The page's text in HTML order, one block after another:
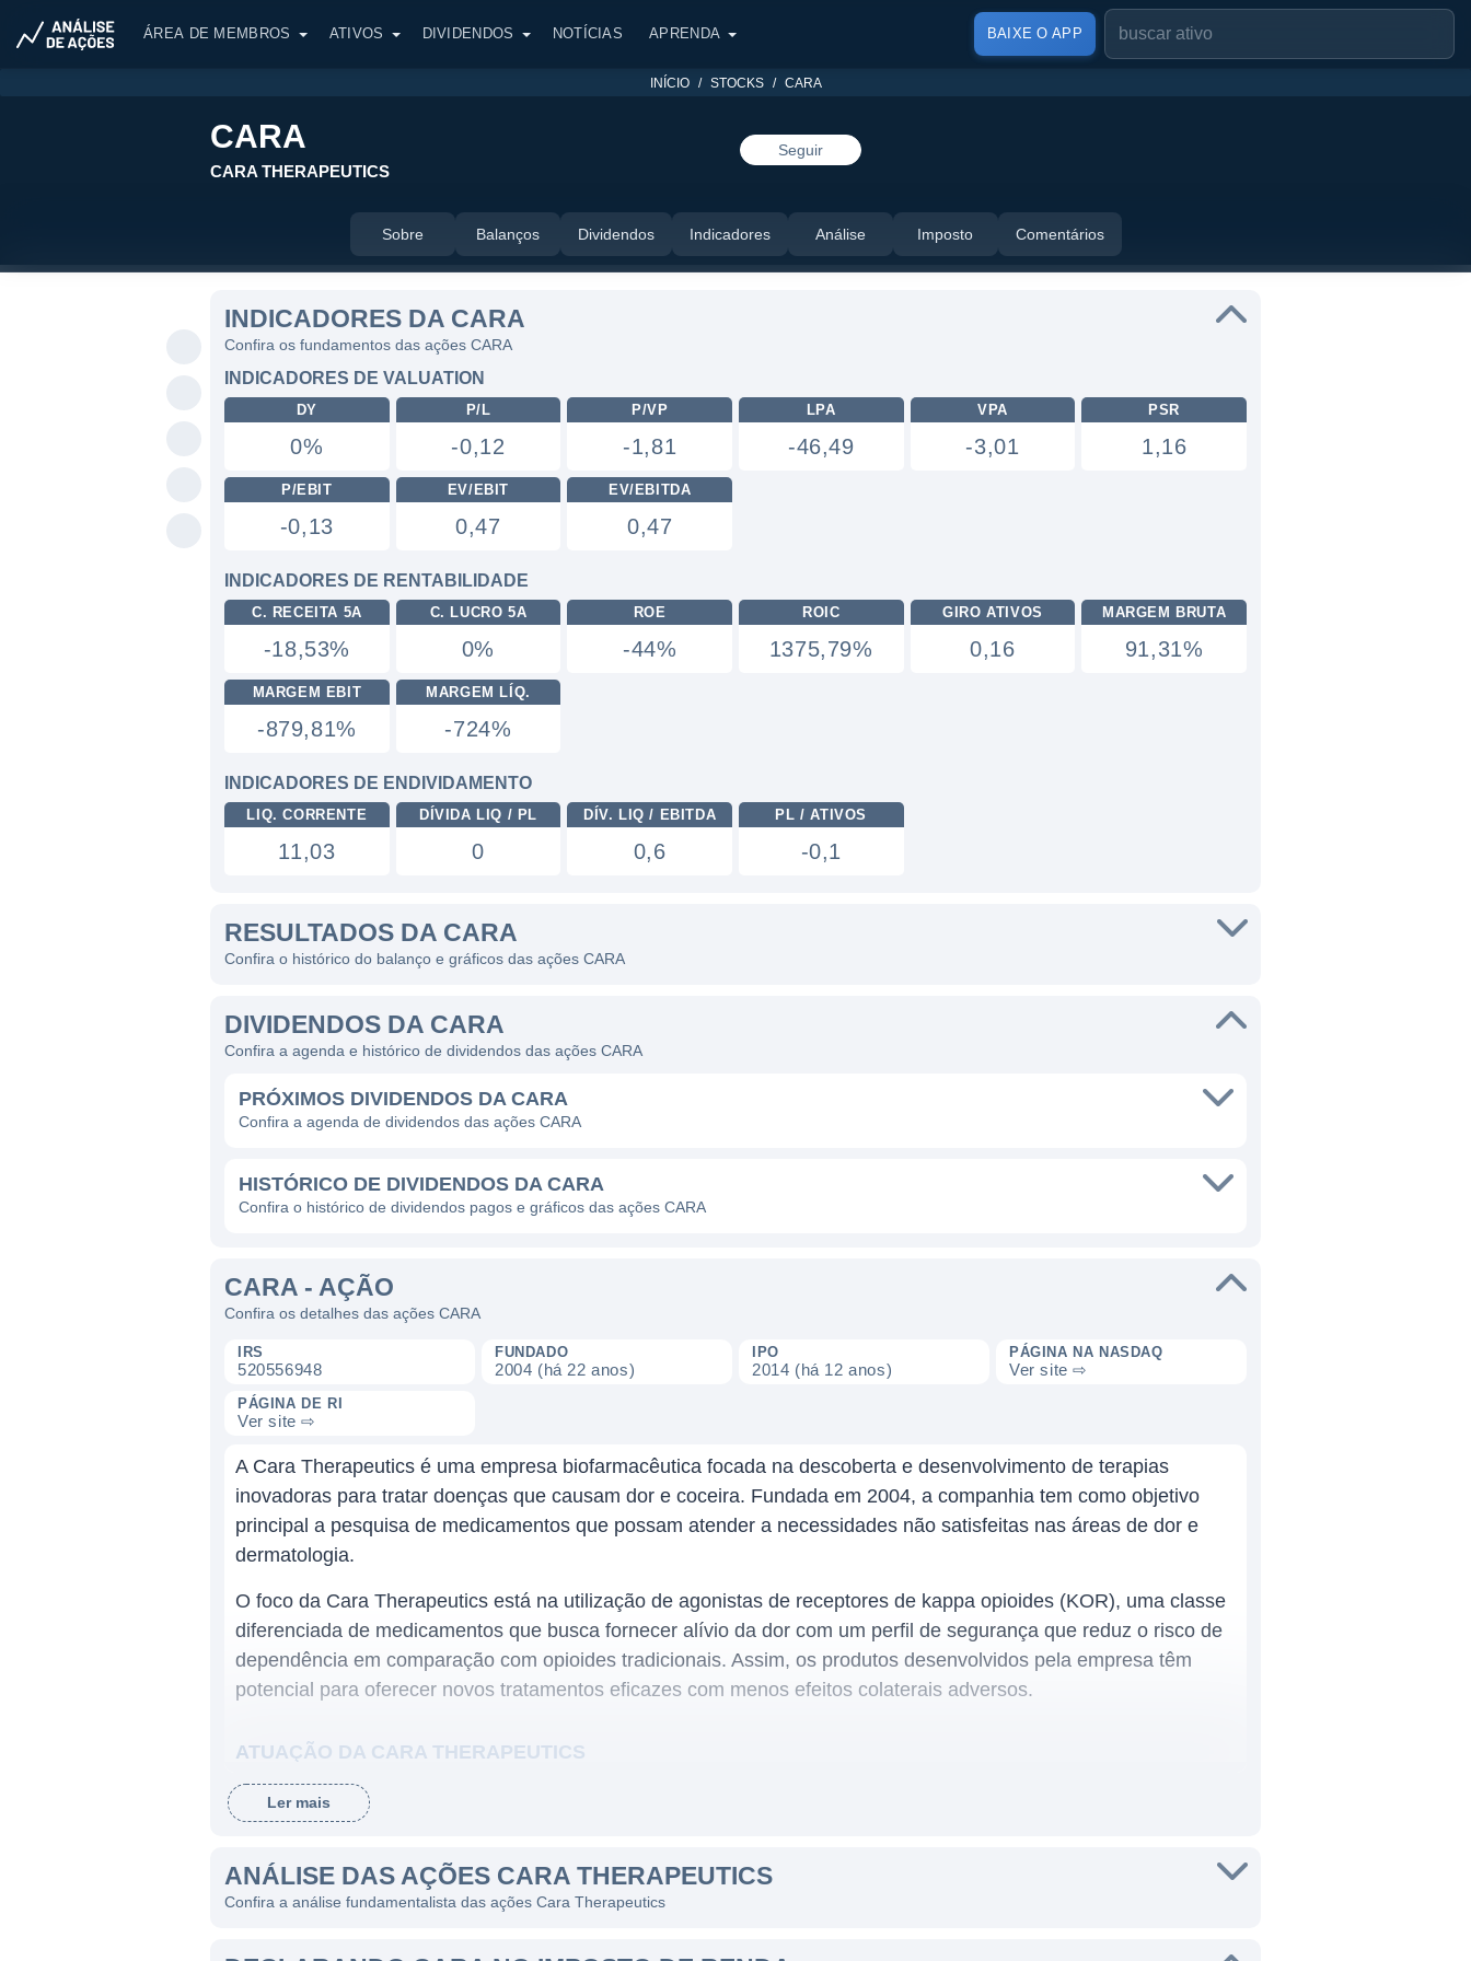
ÁREA DE MEMBROS ATIVOS DIVIDENDOS NOTÍCIAS APRENDA BAIXE O APP
INÍCIO STOCKS CARA
CARA
CARA THERAPEUTICS
Seguir
Sobre Balanços Dividendos Indicadores Análise Imposto Comentários
INDICADORES DA CARA
Confira os fundamentos das ações CARA
INDICADORES DE VALUATION
DY
0%
P/L
-0,12
P/VP
-1,81
LPA
-46,49
VPA
-3,01
PSR
1,16
P/EBIT
-0,13
EV/EBIT
0,47
EV/EBITDA
0,47
INDICADORES DE RENTABILIDADE
C. RECEITA 5A
-18,53%
C. LUCRO 5A
0%
ROE
-44%
ROIC
1375,79%
GIRO ATIVOS
0,16
MARGEM BRUTA
91,31%
MARGEM EBIT
-879,81%
MARGEM LÍQ.
-724%
INDICADORES DE ENDIVIDAMENTO
LIQ. CORRENTE
11,03
DÍVIDA LIQ / PL
0
DÍV. LIQ / EBITDA
0,6
PL / ATIVOS
-0,1
RESULTADOS DA CARA
Confira o histórico do balanço e gráficos das ações CARA
DIVIDENDOS DA CARA
Confira a agenda e histórico de dividendos das ações CARA
PRÓXIMOS DIVIDENDOS DA CARA
Confira a agenda de dividendos das ações CARA
HISTÓRICO DE DIVIDENDOS DA CARA
Confira o histórico de dividendos pagos e gráficos das ações CARA
CARA - AÇÃO
Confira os detalhes das ações CARA
IRS
520556948
FUNDADO
2004 (há 22 anos)
IPO
2014 (há 12 anos)
PÁGINA NA NASDAQ
Ver site ⇨
PÁGINA DE RI
Ver site ⇨
A Cara Therapeutics é uma empresa biofarmacêutica focada na descoberta e desenvolvimento de terapias
inovadoras para tratar doenças que causam dor e coceira. Fundada em 2004, a companhia tem como objetivo
principal a pesquisa de medicamentos que possam atender a necessidades não satisfeitas nas áreas de dor e
dermatologia.
O foco da Cara Therapeutics está na utilização de agonistas de receptores de kappa opioides (KOR), uma classe
diferenciada de medicamentos que busca fornecer alívio da dor com um perfil de segurança que reduz o risco de
dependência em comparação com opioides tradicionais. Assim, os produtos desenvolvidos pela empresa têm
potencial para oferecer novos tratamentos eficazes com menos efeitos colaterais adversos.
ATUAÇÃO DA CARA THERAPEUTICS
A Cara Therapeutics atua principalmente no desenvolvimento de medicamentos para tratar questões relacionadas
à dor crônica, aguda e coceira, comprometendo a qualidade de vida de muitos pacientes. Seu principal produto, o
difusor de KOR, KORSUVA, tem indicado potencial para tratar não apenas dor, mas também prurido (coceira)
associado a condições como insuficiência renal e outras desordens dermatológicas.
Ler mais
ANÁLISE DAS AÇÕES CARA THERAPEUTICS
Confira a análise fundamentalista das ações Cara Therapeutics